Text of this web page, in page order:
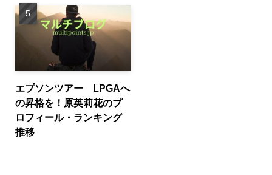
エプソンツアー LPGAへ
の昇格を！原英莉花のプ
ロフィール・ランキング
推移